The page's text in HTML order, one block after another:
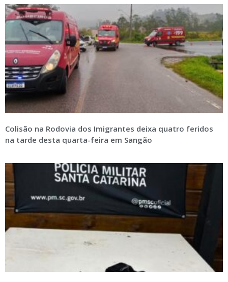
Colisão na Rodovia dos Imigrantes deixa quatro feridos
na tarde desta quarta-feira em Sangão